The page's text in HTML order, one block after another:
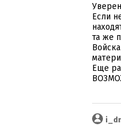
Если
та же
Еще